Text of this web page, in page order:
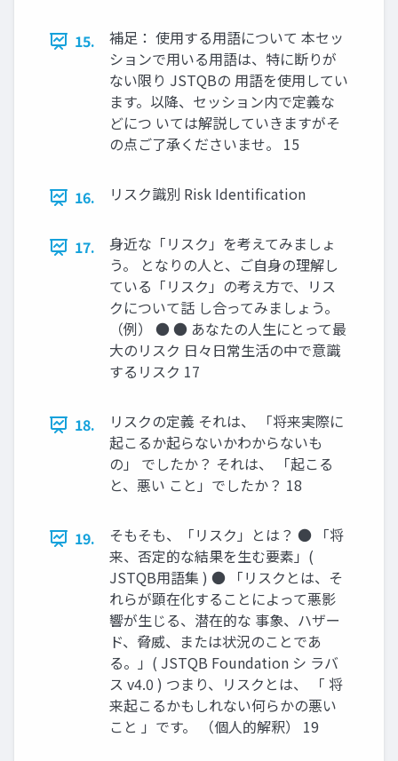
15.
補足： 使用する用語について 本セッ
ションで用いる用語は、特に断りが
ない限り JSTQBの 用語を使用してい
ます。以降、セッション内で定義な
どにつ いては解説していきますがそ
の点ご了承くださいませ。 15
16. リスク識別 Risk Identiﬁcation
17.
身近な「リスク」を考えてみましょ
う。 となりの人と、ご自身の理解し
ている「リスク」の考え方で、リス
クについて話 し合ってみましょう。
（例） ● ● あなたの人生にとって最
大のリスク 日々日常生活の中で意識
するリスク 17
18.
リスクの定義 それは、 「将来実際に
起こるか起らないかわからないも
の」 でしたか？ それは、 「起こる
と、悪い こと」でしたか？ 18
19.
そもそも、「リスク」とは？ ● 「将
来、否定的な結果を生む要素」(
JSTQB用語集 ) ● 「リスクとは、そ
れらが顕在化することによって悪影
響が生じる、潜在的な 事象、ハザー
ド、脅威、または状況のことであ
る。」( JSTQB Foundation シ ラバ
ス v4.0 ) つまり、リスクとは、 「 将
来起こるかもしれない何らかの悪い
こと 」です。 （個人的解釈） 19